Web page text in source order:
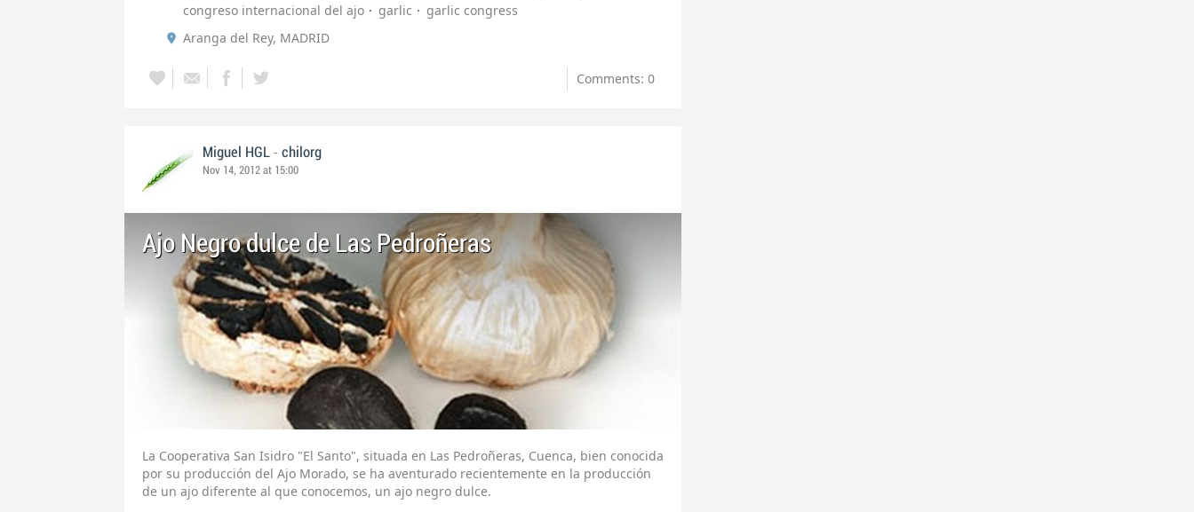
congreso internacional del ajo
garlic
garlic congress
Aranga del Rey, MADRID
Comments: 0
Miguel HGL - chilorg
Nov 14, 2012 at 15:00
Ajo Negro dulce de Las Pedroñeras
La Cooperativa San Isidro "El Santo", situada en Las Pedroñeras, Cuenca, bien conocida
por su producción del Ajo Morado, se ha aventurado recientemente en la producción
de un ajo diferente al que conocemos, un ajo negro dulce.